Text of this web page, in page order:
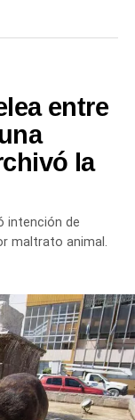
entre
la
intención de
maltrato animal.